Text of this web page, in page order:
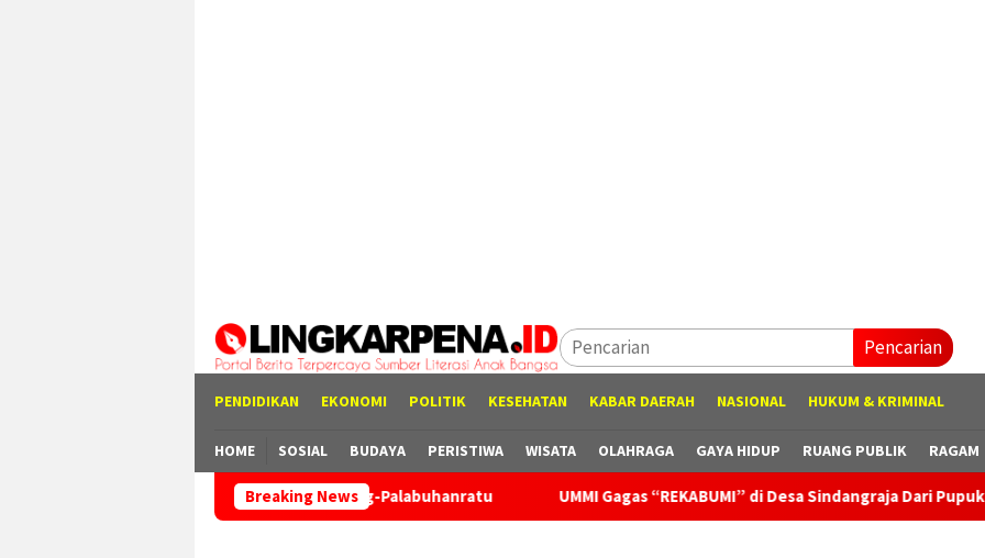
Pencarian
PENDIDIKAN EKONOMI POLITIK KESEHATAN KABAR DAERAH NASIONAL HUKUM & KRIMINAL
HOME SOSIAL BUDAYA PERISTIWA WISATA OLAHRAGA GAYA HIDUP RUANG PUBLIK RAGAM
Breaking News
di Tikungan Jalur Cikidang-Palabuhanratu UMMI Gagas “REKABUMI” di Desa Sindangraja Dari Pupuk Organik hingga